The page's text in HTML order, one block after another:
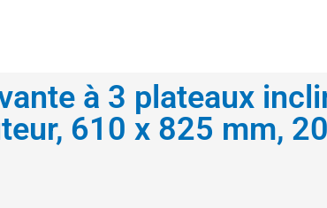
à 3 plateaux
610 x 825 mm,